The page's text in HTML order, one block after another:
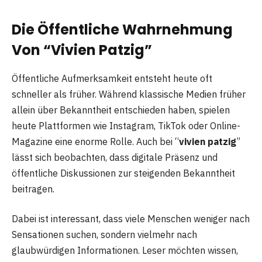
Die Öffentliche Wahrnehmung
Von “Vivien Patzig”
Öffentliche Aufmerksamkeit entsteht heute oft
schneller als früher. Während klassische Medien früher
allein über Bekanntheit entschieden haben, spielen
heute Plattformen wie Instagram, TikTok oder Online-
Magazine eine enorme Rolle. Auch bei “vivien patzig”
lässt sich beobachten, dass digitale Präsenz und
öffentliche Diskussionen zur steigenden Bekanntheit
beitragen.
Dabei ist interessant, dass viele Menschen weniger nach
Sensationen suchen, sondern vielmehr nach
glaubwürdigen Informationen. Leser möchten wissen,